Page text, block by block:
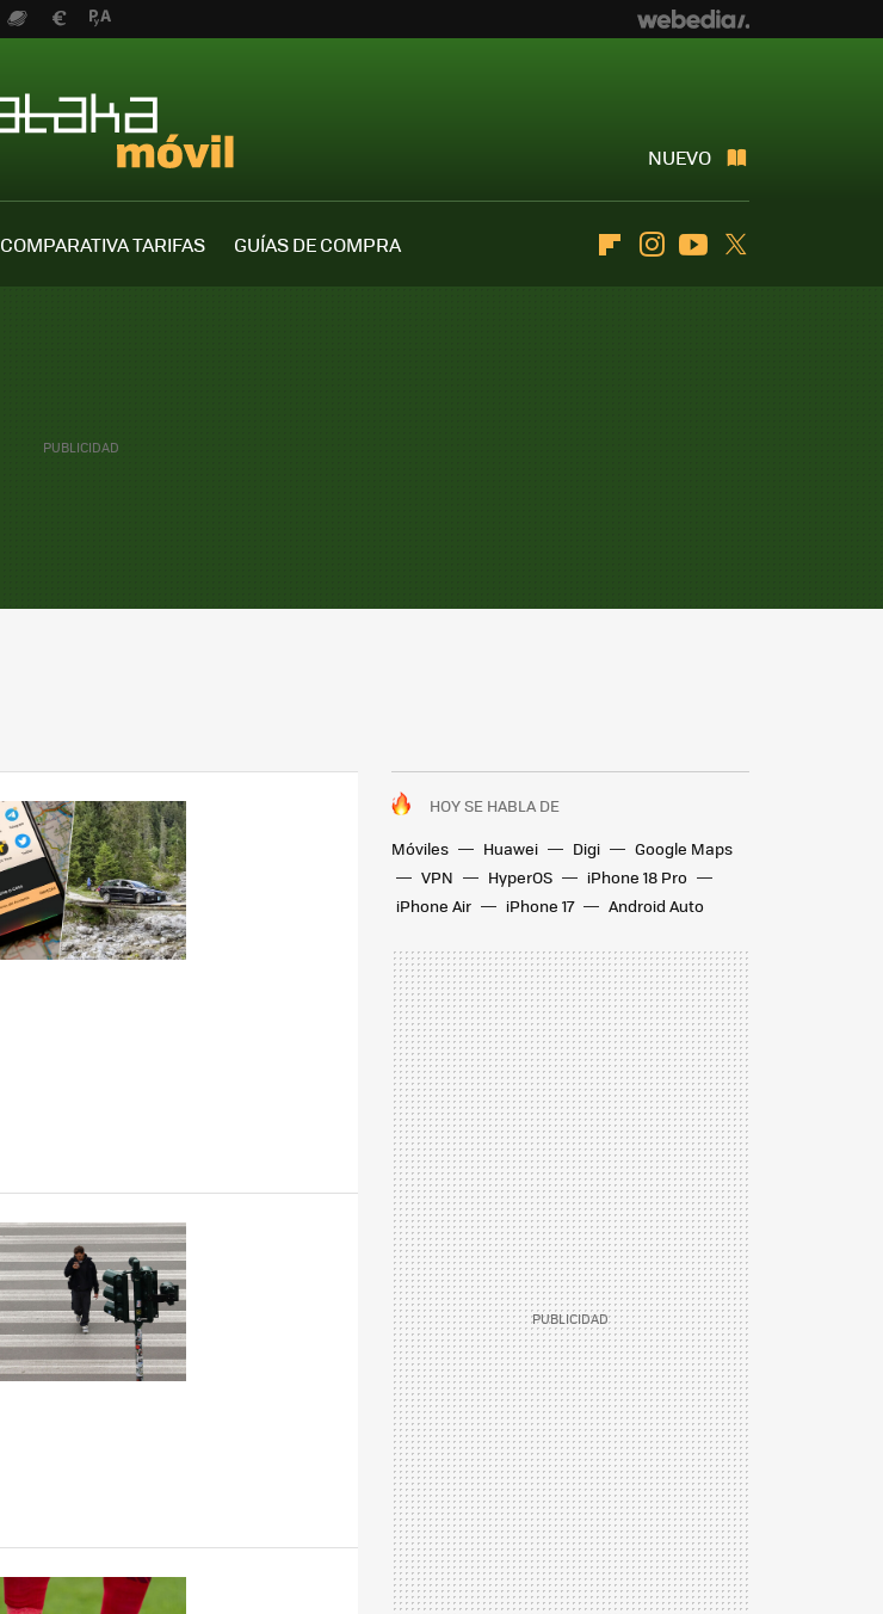
NUEVO
COMPARATIVA TARIFAS
GUÍAS DE COMPRA
FlipboardInstagramYoutube
HOY SE HABLA DE
Móviles
Huawei Digi
Google Maps
VPN
HyperOS
iPhone 18 Pro
iPhone Air
iPhone 17 Android Auto